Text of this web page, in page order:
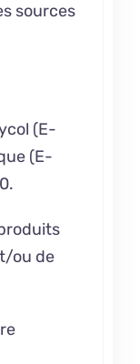
sources
(E-
(E-
ou de